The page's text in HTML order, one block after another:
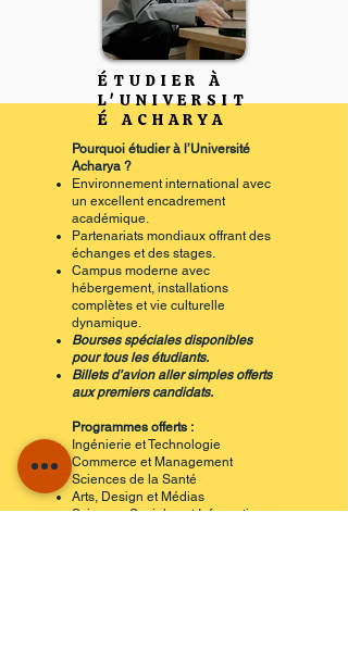
ÉTUDIER À
L'UNIVERSIT
É ACHARYA
Pourquoi étudier à l’Université
Acharya ?
Environnement international avec
un excellent encadrement
académique.
Partenariats mondiaux offrant des
échanges et des stages.
Campus moderne avec
hébergement, installations
complètes et vie culturelle
dynamique.
Bourses spéciales disponibles
pour tous les étudiants.
Billets d’avion aller simples offerts
aux premiers candidats.
Programmes offerts :
Ingénierie et Technologie
Commerce et Management
Sciences de la Santé
Arts, Design et Médias
Sciences Sociales et Informatique